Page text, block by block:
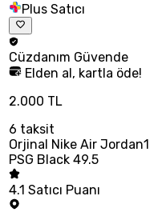
Plus Satıcı
Cüzdanım Güvende
Elden al, kartla öde!
2.000 TL
6 taksit
Orjinal Nike Air Jordan1
PSG Black 49.5
4.1 Satıcı Puanı